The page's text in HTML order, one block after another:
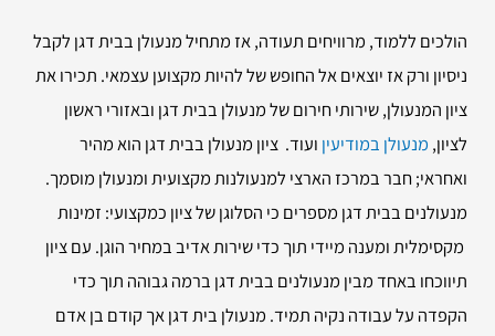
הולכים ללמוד, מרוויחים תעודה, אז מתחיל מנעולן בבית דגן לקבל
ניסיון ורק אז יוצאים אל החופש של להיות מקצוען עצמאי. תכירו את
ציון המנעולן, שירותי חירום של מנעולן בבית דגן ובאזורי ראשון
לציון, מנעולן במודיעין ועוד. ציון מנעולן בבית דגן הוא מהיר
ואחראי; חבר במרכז הארצי למנעולנות מקצועית ומנעולן מוסמך.
מנעולנים בבית דגן מספרים כי הסלוגן של ציון כמקצועי: זמינות
מקסימלית ומענה מיידי תוך כדי שירות אדיב במחיר הוגן. עם ציון
תיווכחו באחד מבין מנעולנים בבית דגן ברמה גבוהה תוך כדי
הקפדה על עבודה נקיה תמיד. מנעולן בית דגן אך קודם בן אדם